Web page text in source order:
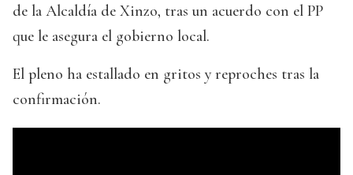
de la Alcaldía de Xinzo, tras un acuerdo con el PP
que le asegura el gobierno local.
El pleno ha estallado en gritos y reproches tras la
confirmación.